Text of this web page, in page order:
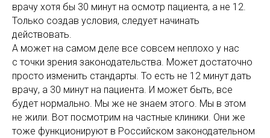
врачу хотя бы 30 минут на осмотр пациента, а не 12.
Только создав условия, следует начинать
действовать.
А может на самом деле все совсем неплохо у нас
с точки зрения законодательства. Может достаточно
просто изменить стандарты. То есть не 12 минут дать
врачу, а 30 минут на пациента. И может быть, все
будет нормально. Мы же не знаем этого. Мы в этом
не жили. Вот посмотрим на частные клиники. Они же
тоже функционируют в Российском законодательном